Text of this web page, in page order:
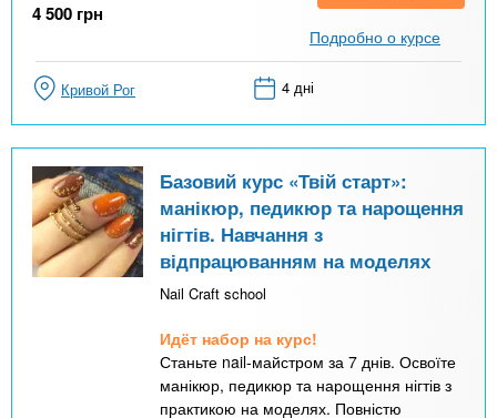
4 500 грн
Подробно о курсе
Кривой Рог 4 дні
Базовий курс «Твій старт»:
манікюр, педикюр та нарощення
нігтів. Навчання з
відпрацюванням на моделях
Nail Craft school
Идёт набор на курс!
Станьте nail-майстром за 7 днів. Освоїте
манікюр, педикюр та нарощення нігтів з
практикою на моделях. Повністю